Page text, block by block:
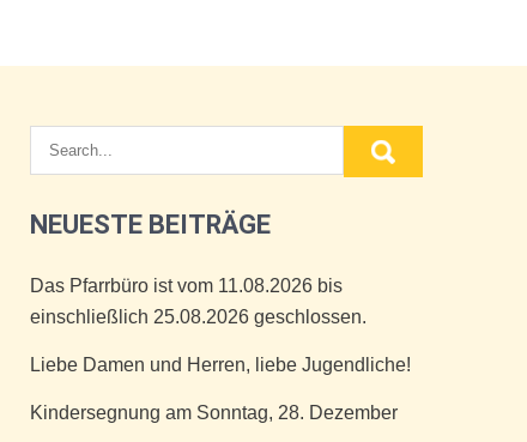
NEUESTE BEITRÄGE
Das Pfarrbüro ist vom 11.08.2026 bis
einschließlich 25.08.2026 geschlossen.
Liebe Damen und Herren, liebe Jugendliche!
Kindersegnung am Sonntag, 28. Dezember